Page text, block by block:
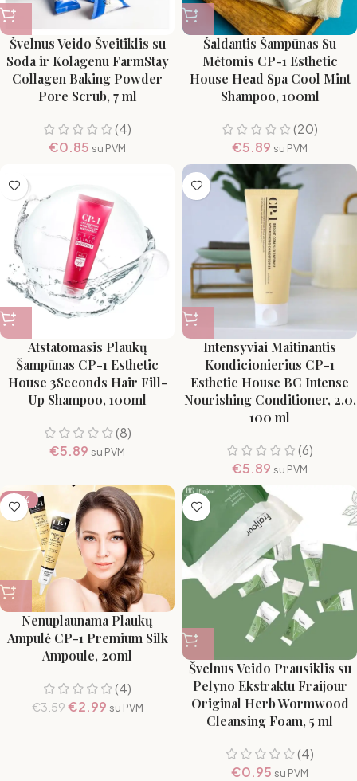
Švelnus Veido Šveitiklis su
Soda ir Kolagenu FarmStay
Collagen Baking Powder
Pore Scrub, 7 ml
(4)
€0.85 su PVM
Šaldantis Šampūnas Su
Mėtomis CP-1 Esthetic
House Head Spa Cool Mint
Shampoo, 100ml
(20)
€5.89 su PVM
Atstatomasis Plaukų
Šampūnas CP-1 Esthetic
House 3Seconds Hair Fill-
Up Shampoo, 100ml
(8)
€5.89 su PVM
Intensyviai Maitinantis
Kondicionierius CP-1
Esthetic House BC Intense
Nourishing Conditioner, 2.0,
100 ml
(6)
€5.89 su PVM
-17%
Nenuplaunama Plaukų
Ampulė CP-1 Premium Silk
Ampoule, 20ml
(4)
€3.59€2.99 su PVM
Švelnus Veido Prausiklis su
Pelyno Ekstraktu Fraijour
Original Herb Wormwood
Cleansing Foam, 5 ml
(4)
€0.95 su PVM